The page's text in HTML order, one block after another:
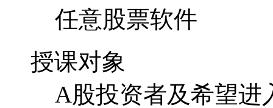
任意股票软件
授课对象
A股投资者及希望进